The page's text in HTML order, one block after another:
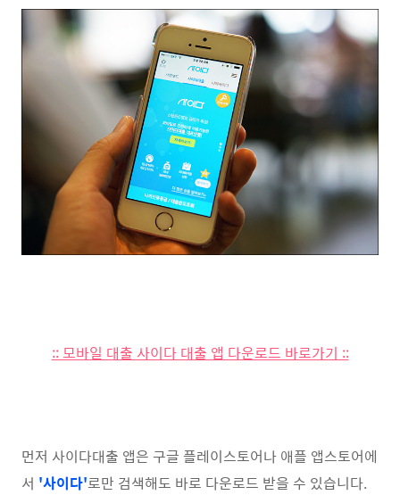
:: 모바일 대출 사이다 대출 앱 다운로드 바로가기 ::
먼저 사이다대출 앱은 구글 플레이스토어나 애플 앱스토어에
서 '사이다'로만 검색해도 바로 다운로드 받을 수 있습니다.